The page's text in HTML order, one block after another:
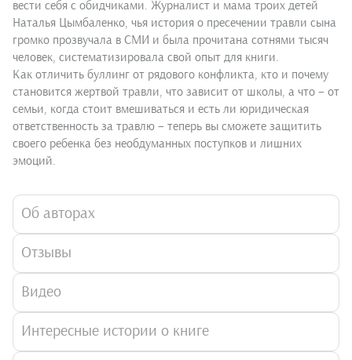
вести себя с обидчиками. Журналист и мама троих детей
Наталья Цымбаленко, чья история о пресечении травли сына
громко прозвучала в СМИ и была прочитана сотнями тысяч
человек, систематизировала свой опыт для книги.
Как отличить буллинг от рядового конфликта, кто и почему
становится жертвой травли, что зависит от школы, а что – от
семьи, когда стоит вмешиваться и есть ли юридическая
ответственность за травлю – теперь вы сможете защитить
своего ребенка без необдуманных поступков и лишних
эмоций.
Об авторах
Отзывы
Видео
Интересные истории о книге